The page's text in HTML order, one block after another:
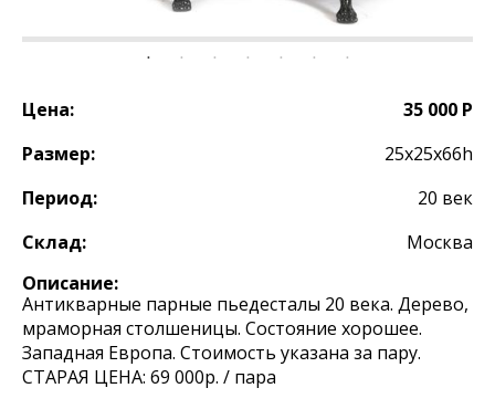
Цена:
35 000 Р
Размер:
25х25х66h
Период:
20 век
Склад:
Москва
Описание:
Антикварные парные пьедесталы 20 века. Дерево,
мраморная столшеницы. Состояние хорошее.
Западная Европа. Стоимость указана за пару.
СТАРАЯ ЦЕНА: 69 000р. / пара